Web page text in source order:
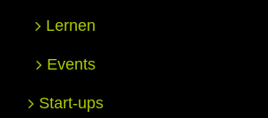
Lernen
Events
Start-ups